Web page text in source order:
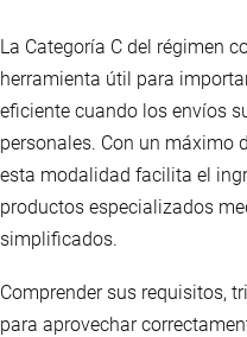
La Categoría C del régimen
herramienta útil para
eficiente cuando los envíos
personales. Con un máximo
esta modalidad facilita el
productos especializados
simplificados.
Comprender sus requisitos,
para aprovechar